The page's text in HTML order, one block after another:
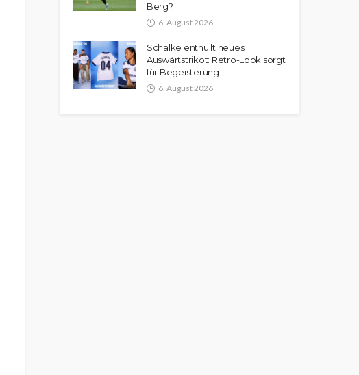
Berg?
6. August 2026
Schalke enthüllt neues
Auswärtstrikot: Retro-Look sorgt
für Begeisterung
6. August 2026